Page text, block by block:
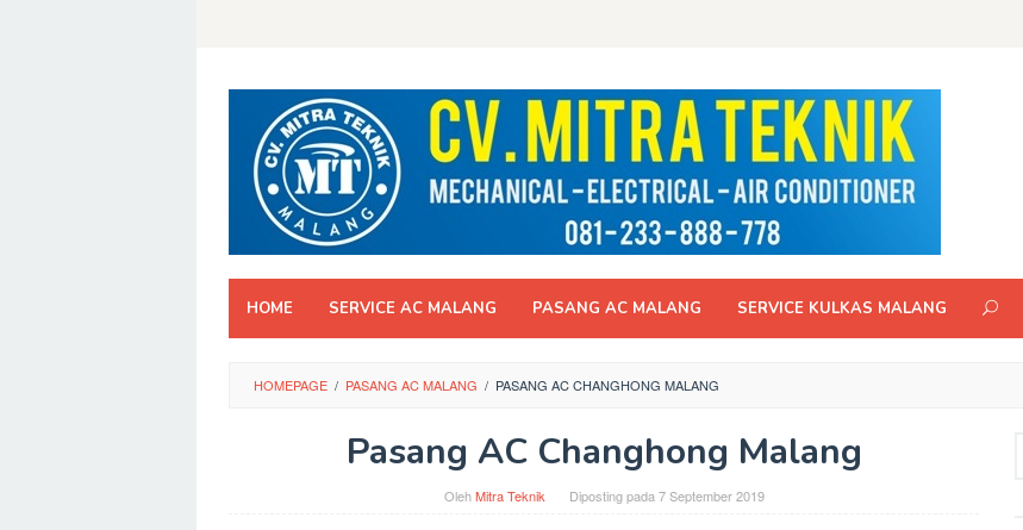
HOME SERVICE AC MALANG PASANG AC MALANG SERVICE KULKAS MALANG
HOMEPAGE / PASANG AC MALANG / PASANG AC CHANGHONG MALANG
Pasang AC Changhong Malang
OlehMitra Teknik Diposting pada 7 September 2019